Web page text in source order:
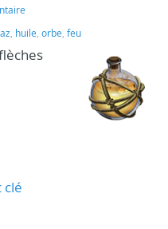
huile orbe feu
clé